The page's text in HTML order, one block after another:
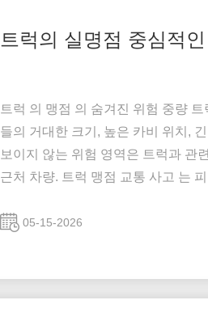
트럭의 실명점 중심적인
트럭 의 맹점 의 숨겨진 위험 중량
들의 거대한 크기, 높은 카비 위치,
보이지 않는 위험 영역은 트럭과 관
근처 차량. 트럭 맹점 교통 사고 는
관련 이다. 북미 에서만 매년 40...
05-15-2026